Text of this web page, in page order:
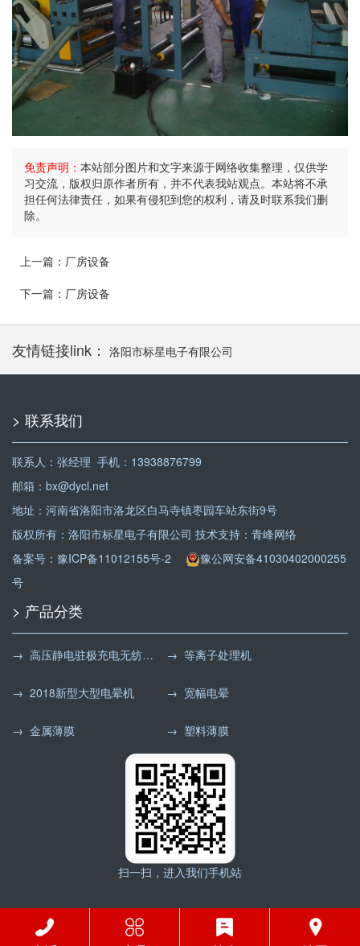
免责声明： 本站部分图片和文字来源于网络收集整理，仅供学
习交流，版权归原作者所有，并不代表我站观点。本站将不承
担任何法律责任，如果有侵犯到您的权利，请及时联系我们删
除。
上一篇： 厂房设备
下一篇： 厂房设备
友情链接link： 洛阳市标星电子有限公司
> 联系我们
联系人：张经理 手机：13938876799
邮箱：bx@dycl.net
地址：河南省洛阳市洛龙区白马寺镇枣园车站东街9号
版权所有：洛阳市标星电子有限公司 技术支持： 青峰网络
备案号： 豫ICP备11012155号-2
豫公网安备41030402000255
号
> 产品分类
→ 高压静电驻极充电无纺布处理机 → 等离子处理机
→ 2018新型大型电晕机 → 宽幅电晕
→ 金属薄膜 → 塑料薄膜
扫一扫，进入我们手机站